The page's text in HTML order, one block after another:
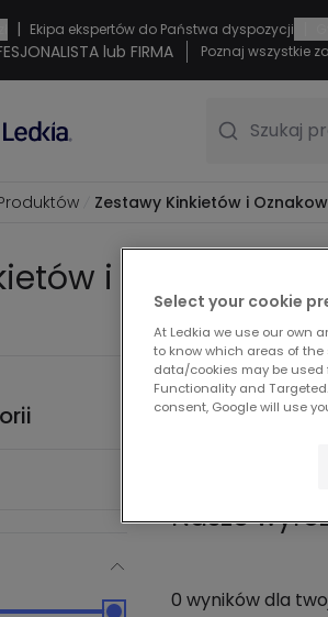
| Ekipa ekspertów do Państwa dyspozycji
lub FIRMA Poznaj wszystkie
Szukaj
Zestawy Kinkietów i
i Oznakowań
Nasze
0 wyników dla
Select your cookie
At Ledkia we use our own
to know which areas of
data/cookies may be used
Functionality and
consent, Google will use